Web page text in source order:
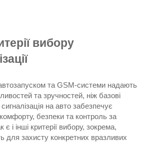
вибору
автозапуском та GSM-системи надають
та зручностей, ніж базові
на авто забезпечує
безпеки та контроль за
і інші критерії вибору, зокрема,
для захисту конкретних вразливих